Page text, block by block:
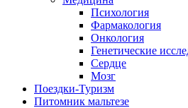
Психология
Фармакология
Онкология
Генетические
Сердце
Мозг
Поездки-Туризм
Питомник мальтезе